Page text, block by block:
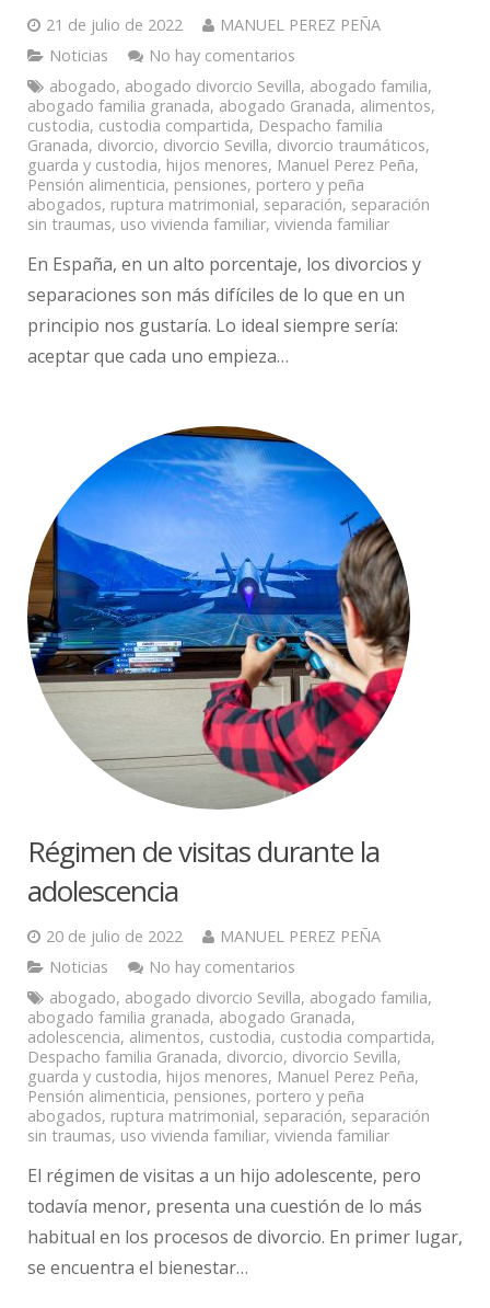
21 de julio de 2022
MANUEL PEREZ PEÑA
Noticias
No hay comentarios
abogado, abogado divorcio Sevilla, abogado familia,
abogado familia granada, abogado Granada, alimentos,
custodia, custodia compartida, Despacho familia
Granada, divorcio, divorcio Sevilla, divorcio traumáticos,
guarda y custodia, hijos menores, Manuel Perez Peña,
Pensión alimenticia, pensiones, portero y peña
abogados, ruptura matrimonial, separación, separación
sin traumas, uso vivienda familiar, vivienda familiar
En España, en un alto porcentaje, los divorcios y
separaciones son más difíciles de lo que en un
principio nos gustaría. Lo ideal siempre sería:
aceptar que cada uno empieza…
Régimen de visitas durante la
adolescencia
20 de julio de 2022
MANUEL PEREZ PEÑA
Noticias
No hay comentarios
abogado, abogado divorcio Sevilla, abogado familia,
abogado familia granada, abogado Granada,
adolescencia, alimentos, custodia, custodia compartida,
Despacho familia Granada, divorcio, divorcio Sevilla,
guarda y custodia, hijos menores, Manuel Perez Peña,
Pensión alimenticia, pensiones, portero y peña
abogados, ruptura matrimonial, separación, separación
sin traumas, uso vivienda familiar, vivienda familiar
El régimen de visitas a un hijo adolescente, pero
todavía menor, presenta una cuestión de lo más
habitual en los procesos de divorcio. En primer lugar,
se encuentra el bienestar…